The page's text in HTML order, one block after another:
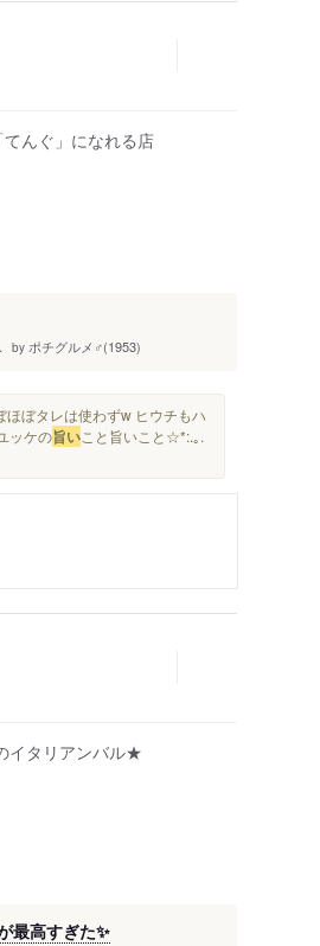
んぐ」になれる店
by ポチグルメ♂(1953)
ぼタレは使わずw ヒウチもハ
ッケの旨いこと旨いこと☆*:.｡.
イタリアンバル★
最高すぎた✨️